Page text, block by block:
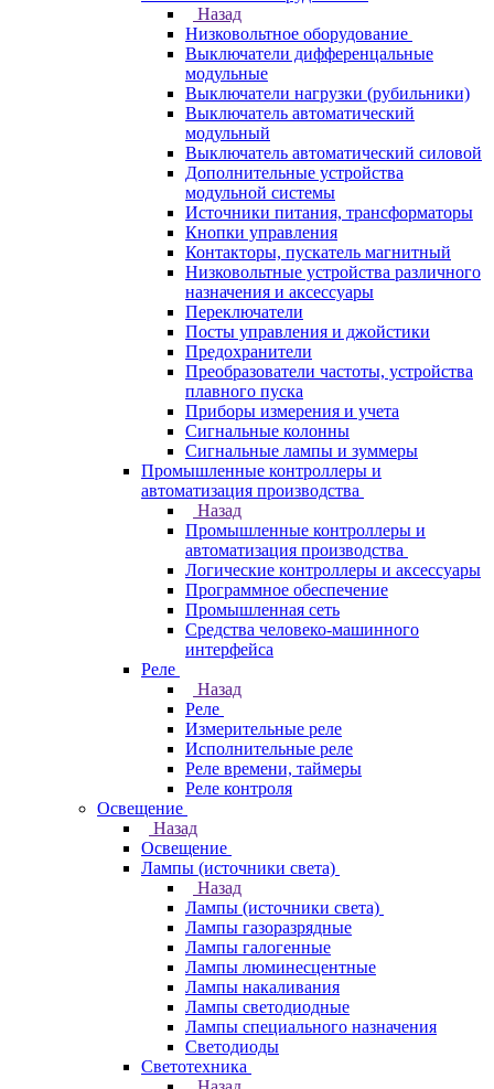
Назад
Низковольтное оборудование
Выключатели дифференцальные
модульные
Выключатели нагрузки (рубильники)
Выключатель автоматический
модульный
Выключатель автоматический силовой
Дополнительные устройства
модульной системы
Источники питания, трансформаторы
Кнопки управления
Контакторы, пускатель магнитный
Низковольтные устройства различного
назначения и аксессуары
Переключатели
Посты управления и джойстики
Предохранители
Преобразователи частоты, устройства
плавного пуска
Приборы измерения и учета
Сигнальные колонны
Сигнальные лампы и зуммеры
Промышленные контроллеры и
автоматизация производства
Назад
Промышленные контроллеры и
автоматизация производства
Логические контроллеры и аксессуары
Программное обеспечение
Промышленная сеть
Средства человеко-машинного
интерфейса
Реле
Назад
Реле
Измерительные реле
Исполнительные реле
Реле времени, таймеры
Реле контроля
Освещение
Назад
Освещение
Лампы (источники света)
Назад
Лампы (источники света)
Лампы газоразрядные
Лампы галогенные
Лампы люминесцентные
Лампы накаливания
Лампы светодиодные
Лампы специального назначения
Светодиоды
Светотехника